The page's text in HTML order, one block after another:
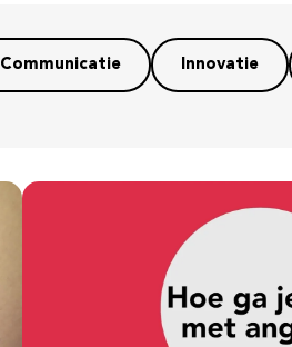
Communicatie Innovatie